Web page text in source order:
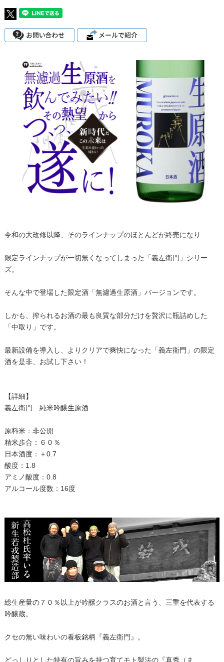
令和の大改修以降、そのラインナップのほとんどが終売になり
限定ラインナップが一切無くなってしまった「義左衛門」シリー
ズ。
そんな中で登場した限定酒「無濾過生原酒」バージョンです。
しかも、搾られるお酒の最も良質な部分だけを贅沢に瓶詰めした
「中取り」です。
最新設備を導入し、よりクリアで爽快になった「義左衛門」の限定
酒を是非、お試し下さい！
【詳細】
義左衛門 純米吟醸生原酒
原料米：非公開
精米歩合：６０％
日本酒度：＋0.7
酸度：1.8
アミノ酸度：0.8
アルコール度数：16度
総生産量の７０％以上が吟醸クラスのお酒と言う、三重を代表する
吟醸蔵。
クセの無い味わいの看板銘柄『義左衛門』。
どっしりとした特有の旨みを持つ育てモト製法の『真秀（ま